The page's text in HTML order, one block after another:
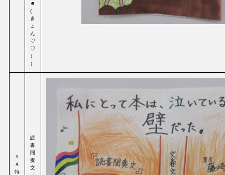
☻
(
き
ょ
ん
♡
♡
）
）
Ｙ
Ａ
特
読
書
間
奏
文